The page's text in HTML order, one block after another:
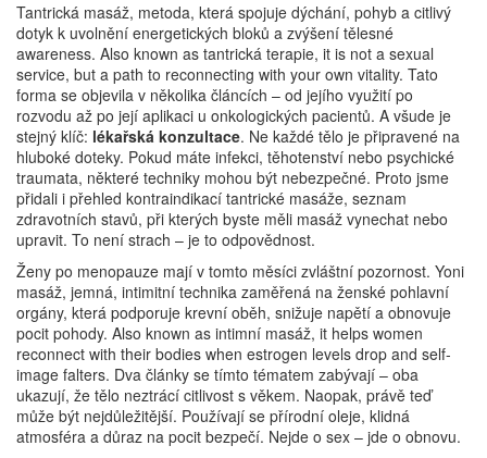
Tantrická masáž, metoda, která spojuje dýchání, pohyb a citlivý
dotyk k uvolnění energetických bloků a zvýšení tělesné
awareness. Also known as tantrická terapie, it is not a sexual
service, but a path to reconnecting with your own vitality. Tato
forma se objevila v několika článcích – od jejího využití po
rozvodu až po její aplikaci u onkologických pacientů. A všude je
stejný klíč: lékařská konzultace. Ne každé tělo je připravené na
hluboké doteky. Pokud máte infekci, těhotenství nebo psychické
traumata, některé techniky mohou být nebezpečné. Proto jsme
přidali i přehled kontraindikací tantrické masáže, seznam
zdravotních stavů, při kterých byste měli masáž vynechat nebo
upravit. To není strach – je to odpovědnost.
Ženy po menopauze mají v tomto měsíci zvláštní pozornost. Yoni
masáž, jemná, intimitní technika zaměřená na ženské pohlavní
orgány, která podporuje krevní oběh, snižuje napětí a obnovuje
pocit pohody. Also known as intimní masáž, it helps women
reconnect with their bodies when estrogen levels drop and self-
image falters. Dva články se tímto tématem zabývají – oba
ukazují, že tělo neztrácí citlivost s věkem. Naopak, právě teď
může být nejdůležitější. Používají se přírodní oleje, klidná
atmosféra a důraz na pocit bezpečí. Nejde o sex – jde o obnovu.